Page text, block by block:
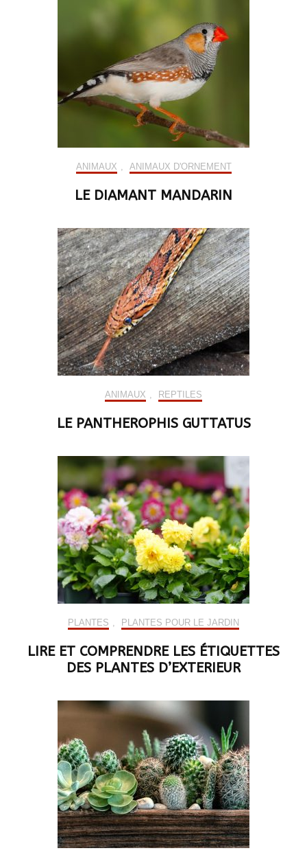
ANIMAUX ANIMAUX D'ORNEMENT
LE DIAMANT MANDARIN
ANIMAUX REPTILES
LE PANTHEROPHIS GUTTATUS
PLANTES PLANTES POUR LE JARDIN
LIRE ET COMPRENDRE LES ÉTIQUETTES
DES PLANTES D’EXTERIEUR